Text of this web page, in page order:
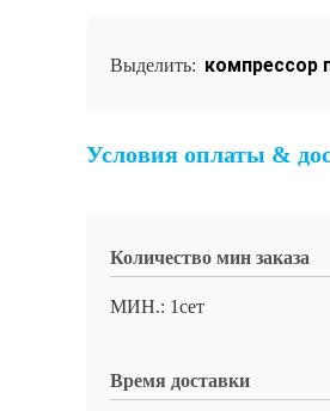
Выделить: компрессор
Условия оплаты &
Количество мин заказа
МИН.: 1сет
Время доставки